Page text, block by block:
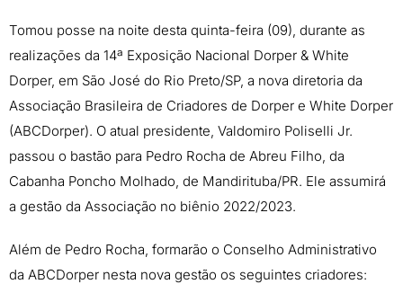
Tomou posse na noite desta quinta-feira (09), durante as
realizações da 14ª Exposição Nacional Dorper & White
Dorper, em São José do Rio Preto/SP, a nova diretoria da
Associação Brasileira de Criadores de Dorper e White Dorper
(ABCDorper). O atual presidente, Valdomiro Poliselli Jr.
passou o bastão para Pedro Rocha de Abreu Filho, da
Cabanha Poncho Molhado, de Mandirituba/PR. Ele assumirá
a gestão da Associação no biênio 2022/2023.
Além de Pedro Rocha, formarão o Conselho Administrativo
da ABCDorper nesta nova gestão os seguintes criadores: